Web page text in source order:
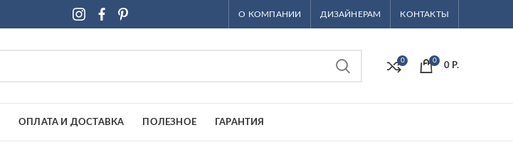
О КОМПАНИИ ДИЗАЙНЕРАМ КОНТАКТЫ
0 0
0 Р.
ОПЛАТА И ДОСТАВКА ПОЛЕЗНОЕ ГАРАНТИЯ